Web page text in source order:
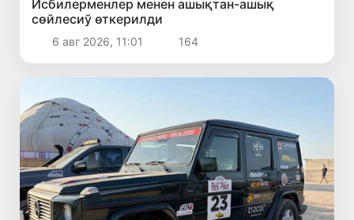
Исбилерменлер менен ашықтан-ашық
сөйлесиў өткерилди
6 авг 2026, 11:01 164